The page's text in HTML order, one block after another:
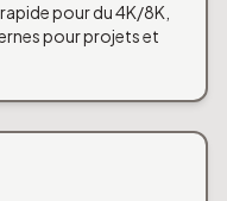
pour du 4K/8K,
pour projets et